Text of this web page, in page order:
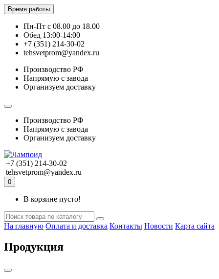
Время работы
Пн-Пт с 08.00 до 18.00
Обед 13:00-14:00
+7 (351) 214-30-02
tehsvetprom@yandex.ru
Производство РФ
Напрямую с завода
Организуем доставку
Производство РФ
Напрямую с завода
Организуем доставку
+7 (351) 214-30-02
tehsvetprom@yandex.ru
0
В корзине пусто!
На главную Оплата и доставка Контакты Новости Карта сайта
Продукция